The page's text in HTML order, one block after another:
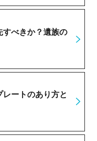
すべきか？遺族の
ートのあり方と